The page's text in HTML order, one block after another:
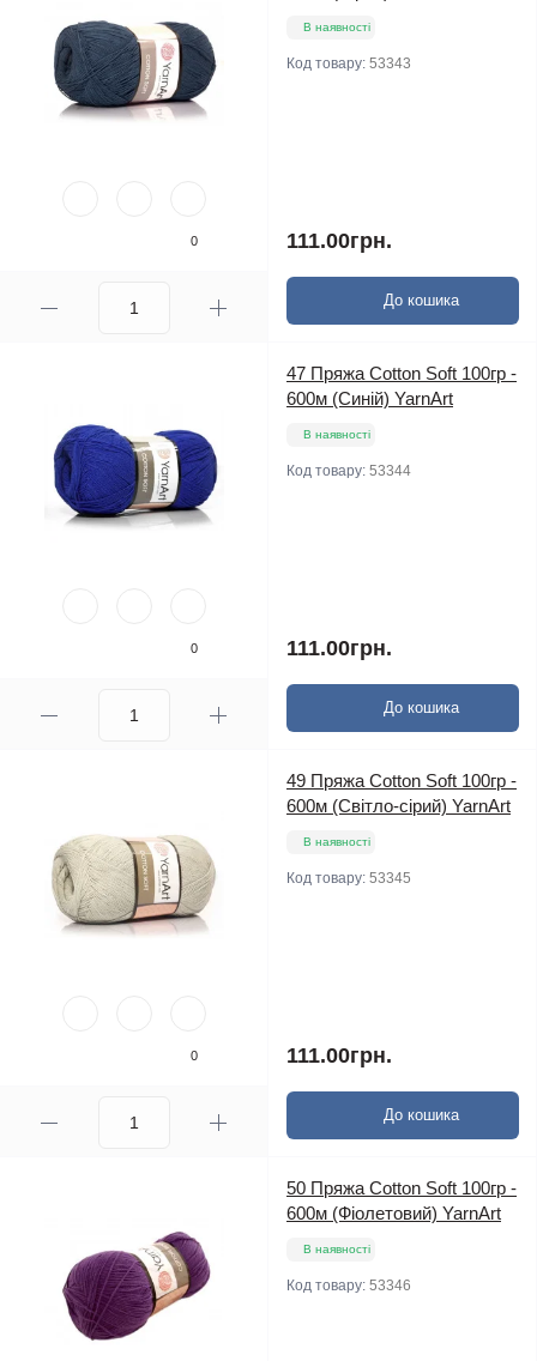
0
В наявності
Код товару: 53343
111.00грн.
До кошика
0
47 Пряжа Cotton Soft 100гр -
600м (Синій) YarnArt
В наявності
Код товару: 53344
111.00грн.
До кошика
0
49 Пряжа Cotton Soft 100гр -
600м (Світло-сірий) YarnArt
В наявності
Код товару: 53345
111.00грн.
До кошика
50 Пряжа Cotton Soft 100гр -
600м (Фіолетовий) YarnArt
В наявності
Код товару: 53346